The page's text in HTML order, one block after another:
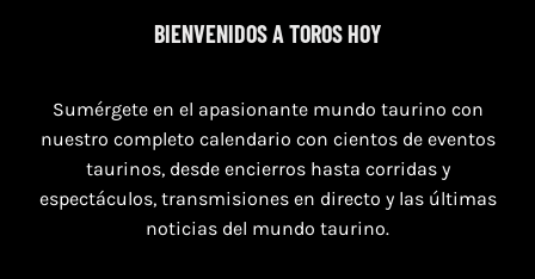
2026
BIENVENIDOS A TOROS HOY
Sumérgete en el apasionante mundo taurino con
nuestro completo calendario con cientos de eventos
taurinos, desde encierros hasta corridas y
espectáculos, transmisiones en directo y las últimas
noticias del mundo taurino.